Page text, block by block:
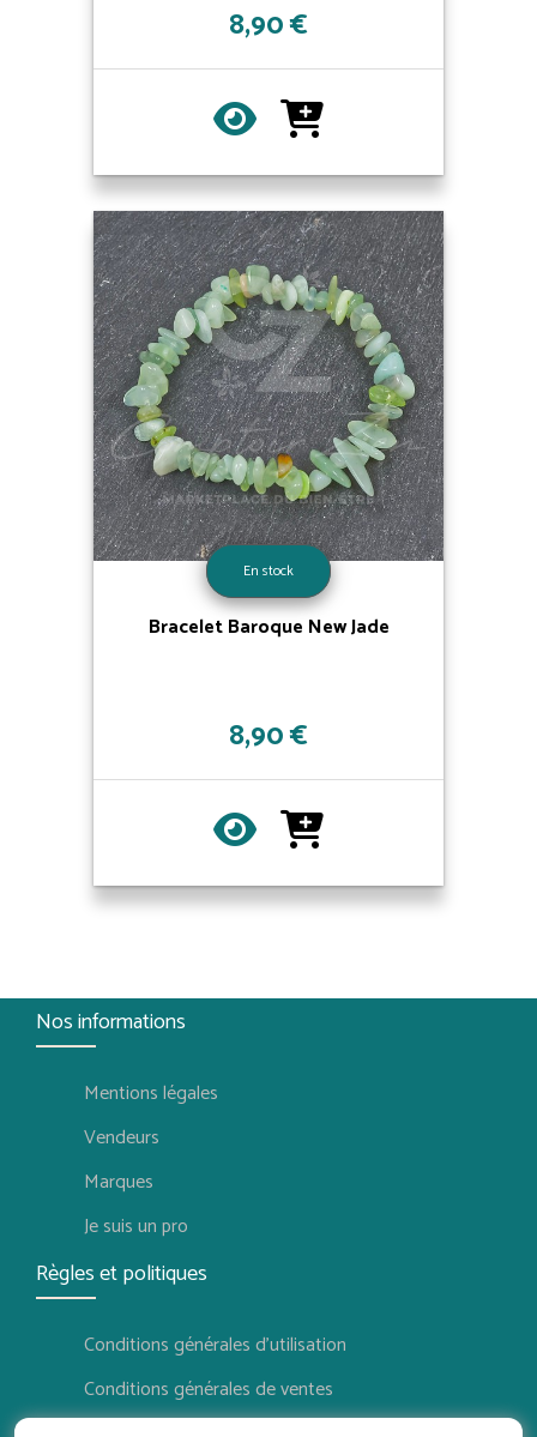
8,90 €
En stock
Bracelet Baroque New Jade
8,90 €
Nos informations
Mentions légales
Vendeurs
Marques
Je suis un pro
Règles et politiques
Conditions générales d'utilisation
Conditions générales de ventes